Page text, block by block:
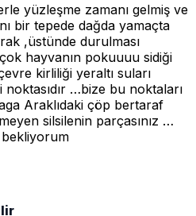
yüzleşme zamanı gelmiş ve
bir tepede dağda yamaçta
,üstünde durulması
hayvanın pokuuuu sidiği
kirliliği yeraltı suları
…bize bu noktaları
Araklıdaki çöp bertaraf
silsilenin parçasınız …
bekliyorum